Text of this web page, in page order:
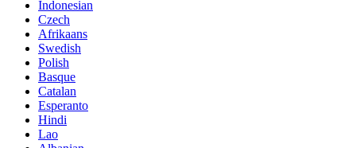
Indonesian
Czech
Afrikaans
Swedish
Polish
Basque
Catalan
Esperanto
Hindi
Lao